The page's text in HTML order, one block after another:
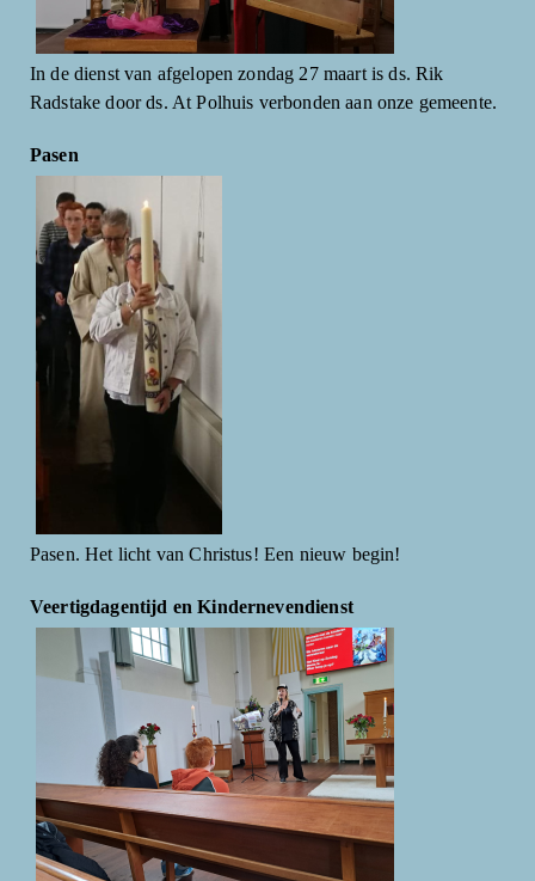
In de dienst van afgelopen zondag 27 maart is ds. Rik
Radstake door ds. At Polhuis verbonden aan onze gemeente.
Pasen
Pasen. Het licht van Christus! Een nieuw begin!
Veertigdagentijd en Kindernevendienst